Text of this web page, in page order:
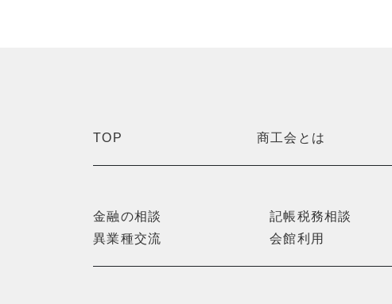
TOP 商工会とは
金融の相談 記帳税務相談
異業種交流
会館利用